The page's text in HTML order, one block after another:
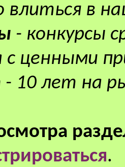
влиться в
- конкурсы
с ценными
- 10 лет на
.